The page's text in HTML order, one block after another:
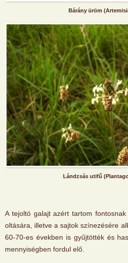
Bárány üröm
Lándzsás utifű
A tejoltó galajt azért tartom
oltására, illetve a sajtok színezésére
60-70-es években is gyűjtötték és
mennyiségben fordul elő.